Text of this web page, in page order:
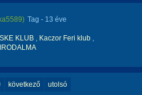
Tag - 13 éve
KLUB , Kaczor Feri klub ,
következő utolsó